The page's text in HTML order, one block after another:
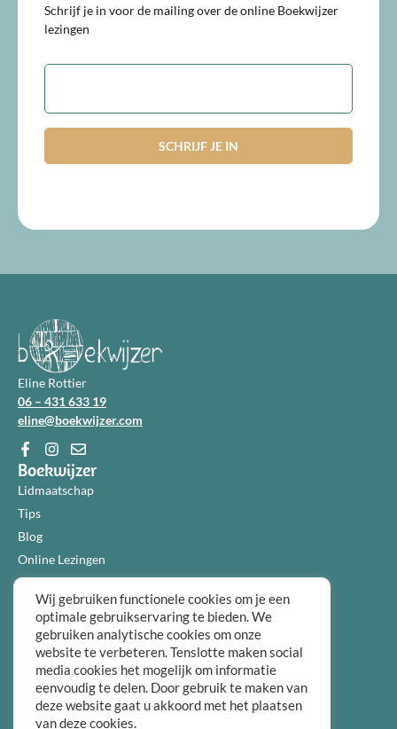
Schrijf je in voor de mailing over de online Boekwijzer
lezingen
E-
Eline Rottier
06 – 431 633 19
eline@boekwijzer.com
Boekwijzer
Lidmaatschap
Tips
Blog
Online Lezingen
Diensten
Over ons
Informatie
Algemene voorwaarden
Privacybeleid
Over ons
FAQ
Wij gebruiken functionele cookies om je een
optimale gebruikservaring te bieden. We
gebruiken analytische cookies om onze
website te verbeteren. Tenslotte maken social
media cookies het mogelijk om informatie
eenvoudig te delen. Door gebruik te maken van
deze website gaat u akkoord met het plaatsen
van deze cookies.